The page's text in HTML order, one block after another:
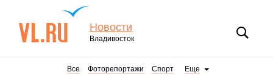
Новости
Владивосток
Все Фоторепортажи Спорт Еще